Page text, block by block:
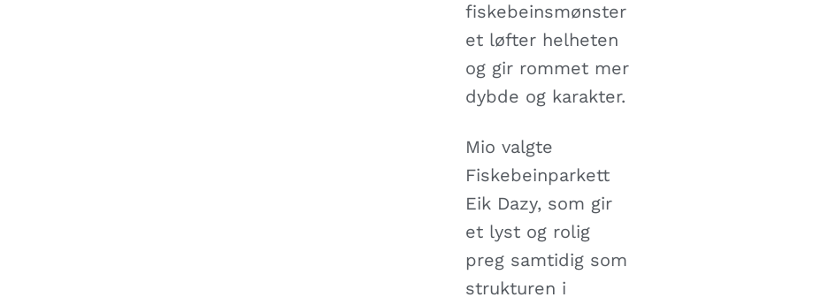
fiskebeinsmønster
et løfter helheten
og gir rommet mer
dybde og karakter.
Mio valgte
Fiskebeinparkett
Eik Dazy, som gir
et lyst og rolig
preg samtidig som
strukturen i